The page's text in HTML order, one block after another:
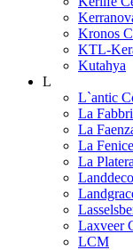
Kronos
KTL-
Kutahya
L
L`antic
La
La
La Fenice
La Platera
Laxveer
LCM